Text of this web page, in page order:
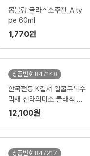
몽블랑 글라스소주잔_A ty
pe 60ml
1,770원
상품번호 847148
한국전통 K컬쳐 얼굴무늬수
막새 신라의미소 클래식 글
라스 머그컵 440ml 2P 기
프팅
12,100원
상품번호 847217